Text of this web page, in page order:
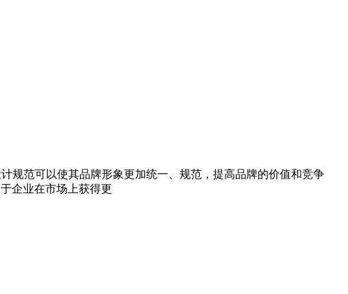
规范可以使其品牌形象更加统一、规范，提高品牌的价值和竞争
企业在市场上获得更